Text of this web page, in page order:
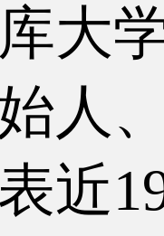
大
人
近